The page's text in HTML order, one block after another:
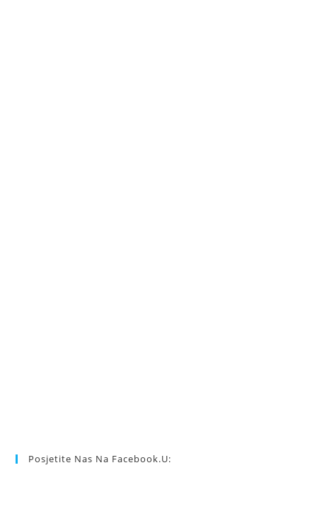
Posjetite Nas Na Facebook.u: